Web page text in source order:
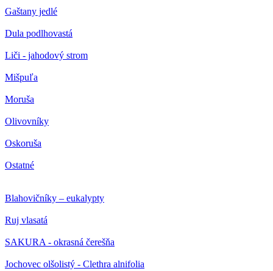
Gaštany jedlé
Dula podlhovastá
Liči - jahodový strom
Mišpuľa
Moruša
Olivovníky
Oskoruša
Ostatné
Blahovičníky – eukalypty
Ruj vlasatá
SAKURA - okrasná čerešňa
Jochovec olšolistý - Clethra alnifolia